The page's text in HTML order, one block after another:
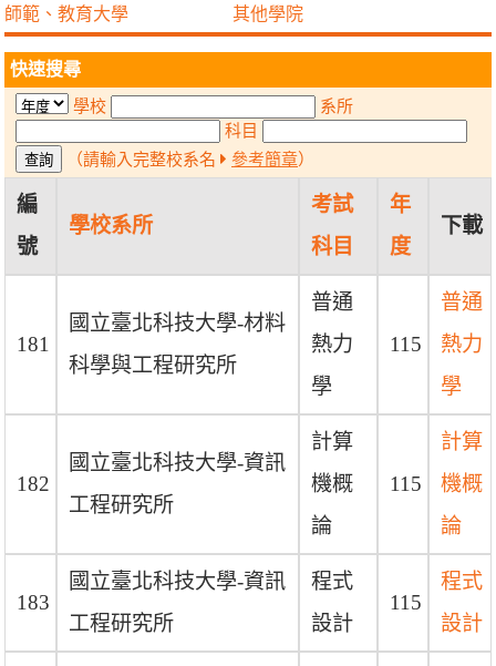
師範、教育大學
其他學院
快速搜尋
學校
系所
科目
（請輸入完整校系名
參考簡章）
編
號
學校系所
考試
科目
年
度
下載
181
國立臺北科技大學-材料
科學與工程研究所
普通
熱力
學
115
普通
熱力
學
182
國立臺北科技大學-資訊
工程研究所
計算
機概
論
115
計算
機概
論
183
國立臺北科技大學-資訊
工程研究所
程式
設計
115
程式
設計